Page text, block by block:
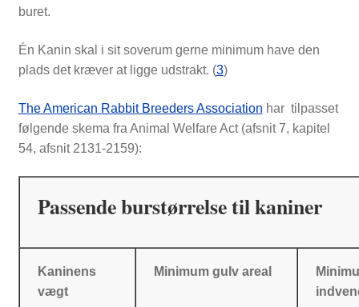
buret.
Én Kanin skal i sit soverum gerne minimum have den
plads det kræver at ligge udstrakt. (3)
The American Rabbit Breeders Association har tilpasset
følgende skema fra Animal Welfare Act (afsnit 7, kapitel
54, afsnit 2131-2159):
Passende burstørrelse til kaniner
Kaninens
vægt
Minimum gulv areal